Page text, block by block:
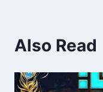
Also Read